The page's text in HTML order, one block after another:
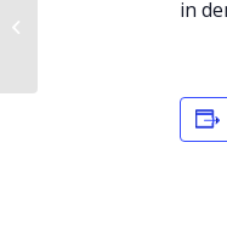
in
Feuerlauf mit Rainer im